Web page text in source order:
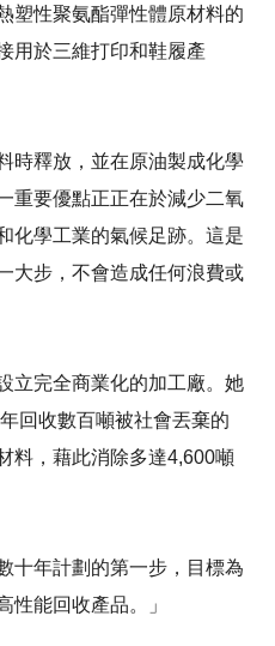
塑性聚氨酯彈性體原材料的
用於三維打印和鞋履產
時釋放，並在原油製成化學
重要優點正正在於減少二氧
化學工業的氣候足跡。這是
大步，不會造成任何浪費或
立完全商業化的加​​工廠。她
回收數百噸被社會丟棄的
料，藉此消除多達4,600噸
十年計劃的第一步，目標為
性能回收產品。」